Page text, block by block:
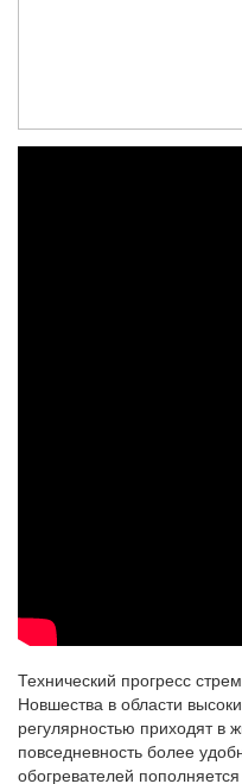
Технический прогресс
Новшества в области
регулярностью приходят в
повседневность более
обогревателей